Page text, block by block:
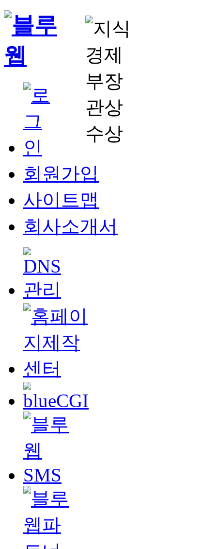
회원가입
사이트맵
회사소개서